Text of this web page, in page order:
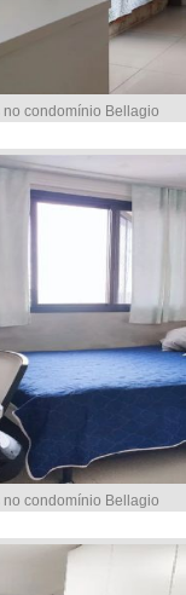
no condomínio Bellagio
no condomínio Bellagio